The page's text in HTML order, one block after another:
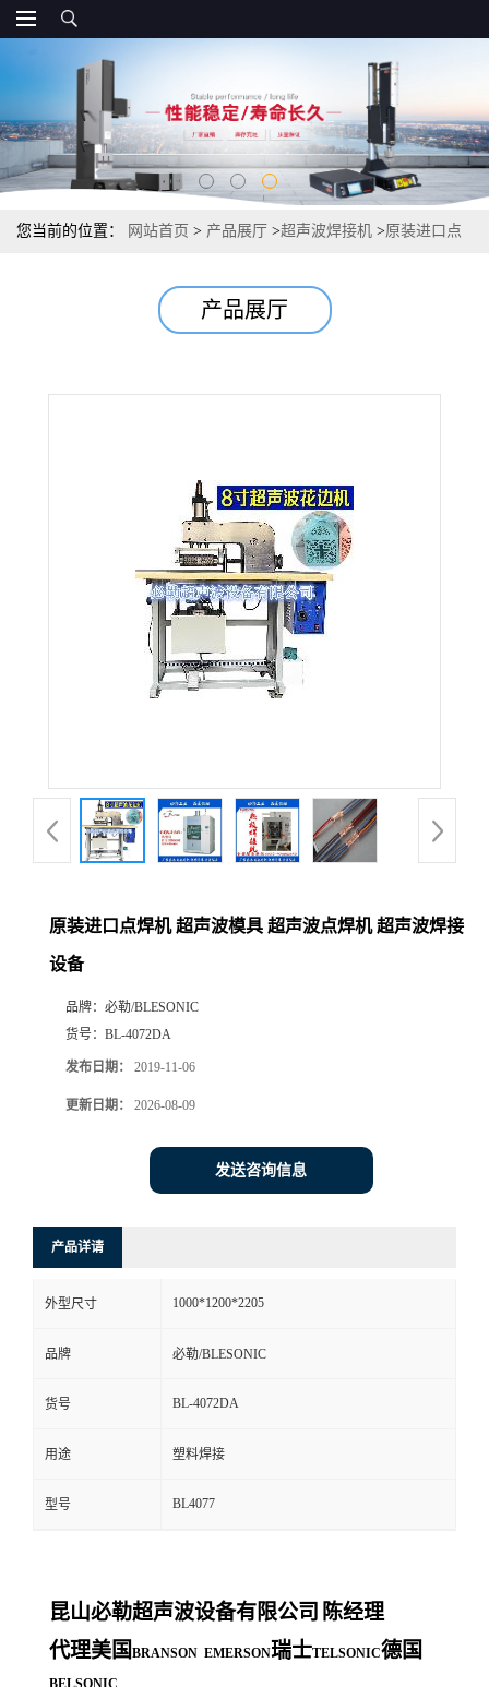
您当前的位置： 网站首页 > 产品展厅 >超声波焊接机 >原装进口点
产品展厅
原装进口点焊机 超声波模具 超声波点焊机 超声波焊接
设备
品牌： 必勒/BLESONIC
货号： BL-4072DA
发布日期： 2019-11-06
更新日期： 2026-08-09
发送咨询信息
产品详请
外型尺寸 1000*1200*2205
品牌 必勒/BLESONIC
货号 BL-4072DA
用途 塑料焊接
型号 BL4077
昆山必勒超声波设备有限公司 陈经理
代理美国 BRANSON EMERSON瑞士TELSONIC德国
BELSONIC